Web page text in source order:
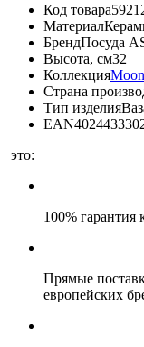
Код товара
Материал
БрендПосуда
Высота, см32
Коллекция
Страна
Тип изделия
EAN
это:
100% гарантия
Прямые
европейских